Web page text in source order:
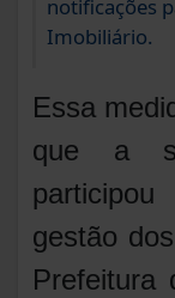
notificações
Imobiliário.
Essa
que a
gestão
Prefeitura